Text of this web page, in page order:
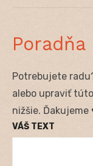
Poradňa
Potrebujete
alebo upraviť
nižšie. Ďakujeme
VÁŠ TEXT